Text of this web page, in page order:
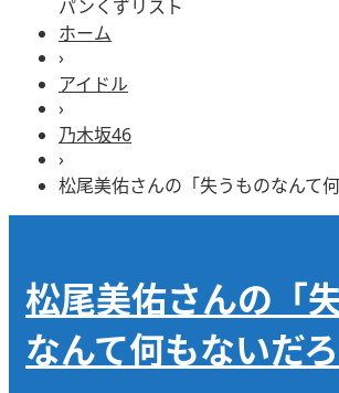
パンくずリスト
ホーム
›
アイドル
›
乃木坂46
›
松尾美佑さんの「失うものなんて何
松尾美佑さんの「
なんて何もないだろ